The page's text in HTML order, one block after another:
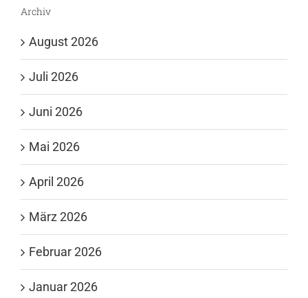
Archiv
August 2026
Juli 2026
Juni 2026
Mai 2026
April 2026
März 2026
Februar 2026
Januar 2026